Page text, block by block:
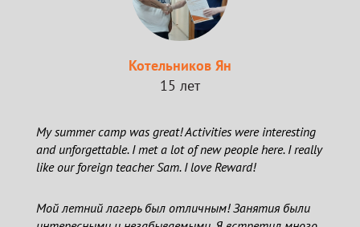
Котельников Ян
15 лет
My summer camp was great! Activities were interesting
and unforgettable. I met a lot of new people here. I really
like our foreign teacher Sam. I love Reward!
Мой летний лагерь был отличным! Занятия были